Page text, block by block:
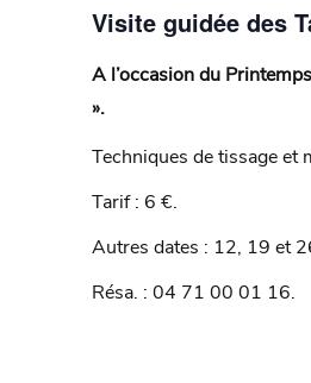
Visite guidée des
A l’occasion du
».
Techniques de tissage et
Tarif : 6 €.
Autres dates : 12, 19 et
Résa. : 04 71 00 01 16.